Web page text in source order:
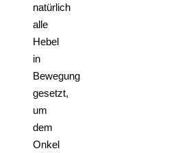
natürlich
alle
Hebel
in
Bewegung
gesetzt,
um
dem
Onkel